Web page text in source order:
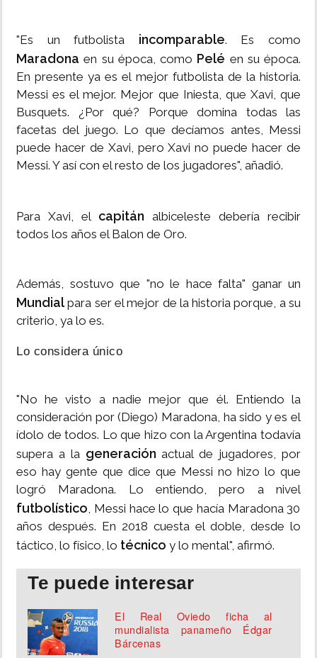
"Es un futbolista incomparable. Es como
Maradonaen su época, como Pelé en su época.
En presente ya es el mejor futbolista de la historia.
Messi es el mejor. Mejor que Iniesta, que Xavi, que
Busquets. ¿Por qué? Porque domina todas las
facetas del juego. Lo que decíamos antes, Messi
puede hacer de Xavi, pero Xavi no puede hacer de
Messi. Y así con el resto de los jugadores", añadió.
Para Xavi, el capitán albiceleste debería recibir
todos los años el Balon de Oro.
Además, sostuvo que "no le hace falta" ganar un
Mundialpara ser el mejor de la historia porque, a su
criterio, ya lo es.
Lo considera único
"No he visto a nadie mejor que él. Entiendo la
consideración por (Diego) Maradona, ha sido y es el
ídolo de todos. Lo que hizo con la Argentina todavía
supera a la generación actual de jugadores, por
eso hay gente que dice que Messi no hizo lo que
logró Maradona. Lo entiendo, pero a nivel
futbolístico, Messi hace lo que hacía Maradona 30
años después. En 2018 cuesta el doble, desde lo
táctico, lo físico, lo técnico y lo mental", afirmó.
Te puede interesar
El Real Oviedo ficha al
mundialista panameño Édgar
Bárcenas